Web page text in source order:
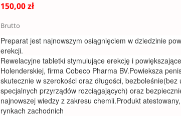
150,00 zł
Brutto
Preparat jest najnowszym osiągnięciem w dziedzinie
erekcji.
Rewelacyjne tabletki stymulujące erekcję i
Holenderskiej, firma Cobeco Pharma BV.Powieksza
skutecznie w szerokości oraz długości,
specjalnych przyrządów rozciągających) oraz
najnowszej wiedzy z zakresu chemii.Produkt
rynkach zachodnich